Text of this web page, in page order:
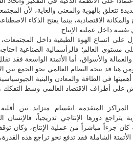
تتعلق بالهوية والمعنى والغاية، لأن
والمكانة الاقتصادية، بينما يفتح الذكاء
داخل عملية الإنتاج.
على اتساع الهوة الطبقية داخل
مستوى العالم؛ فالرأسمالية الصناعية
والأسواق، أما الأتمتة الواسعة فقد
هنا قد يتجه النظام العالمي نحو الجمع بين
في الطاقة والمعادن والبنية
على أطراف الاقتصاد العالمي وسط التفكك
المتقدمة انقسام متزايد بين أقلية
يتراجع دورها الإنتاجي تدريجياً،
جزءاً مباشراً من عملية الإنتاج، وكان
الأتمتة الشاملة فقد تدفع نحو تراجع هذه